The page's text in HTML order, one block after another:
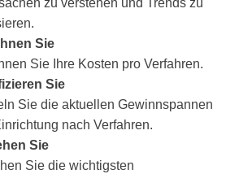
zu verstehen und Trends zu
Sie
Sie Ihre Kosten pro Verfahren.
Sie
Sie die aktuellen Gewinnspannen
nach Verfahren.
Sie
Sie die wichtigsten